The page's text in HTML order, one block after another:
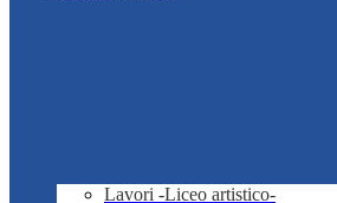
Lavori -Liceo artistico-